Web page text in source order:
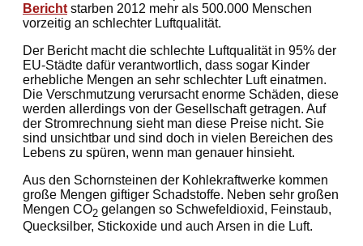
Bericht starben 2012 mehr als 500.000 Menschen
vorzeitig an schlechter Luftqualität.
Der Bericht macht die schlechte Luftqualität in 95% der
EU-Städte dafür verantwortlich, dass sogar Kinder
erhebliche Mengen an sehr schlechter Luft einatmen.
Die Verschmutzung verursacht enorme Schäden, diese
werden allerdings von der Gesellschaft getragen. Auf
der Stromrechnung sieht man diese Preise nicht. Sie
sind unsichtbar und sind doch in vielen Bereichen des
Lebens zu spüren, wenn man genauer hinsieht.
Aus den Schornsteinen der Kohlekraftwerke kommen
große Mengen giftiger Schadstoffe. Neben sehr großen
Mengen CO2 gelangen so Schwefeldioxid, Feinstaub,
Quecksilber, Stickoxide und auch Arsen in die Luft.